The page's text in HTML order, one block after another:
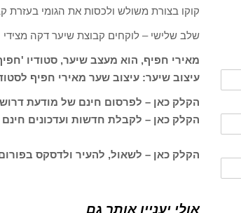
קוקו בצורת משולש ולכסות את הגומי בעזרת
שלב שלישי – לוקחים קבוצת שיער דקה מצידי
מאירי חפיף, הוא מעצב שיער, סטודיו
עיצוב שיער: עיצוב שער מאירי חפיף
הקלק כאן – לפרסום חינם של מודעת
הקלק כאן – לקבלת חדשות ועדכונים
הקלק כאן – לשאול, להעיר ולדסקס
אולי יעניין אותך גם